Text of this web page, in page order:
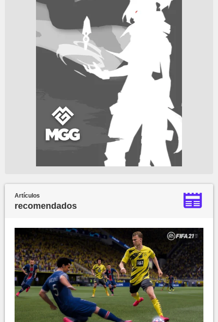
Artículos
recomendados